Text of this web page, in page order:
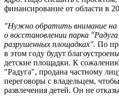
финансирование от области в
"Нужно обратить внимание
о восстановлении парка
разрушенных площадках". По
в этом году будут
детские площадки. К
"Радуга", продана частному
переговоры с владельцем,
развлечения детей. Он не